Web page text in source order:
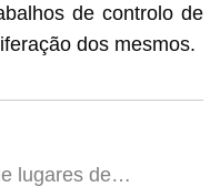
de controlo de
dos mesmos.
lugares de